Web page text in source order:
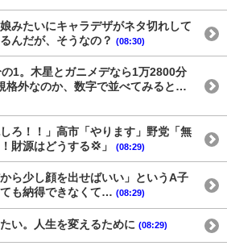
みたいにキャラデザがネタ切れして
んだが、そうなの？ (08:30)
の1。木星とガニメデなら1万2800分
格外なのか、数字で並べてみると…
ろ！！」高市「やります」野党「無
財源はどうする💢」
(08:29)
から少し顔を出せばいい」というA子
も納得できなくて… (08:29)
い。人生を変えるために (08:29)